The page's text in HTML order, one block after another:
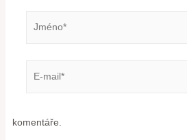
komentáře.